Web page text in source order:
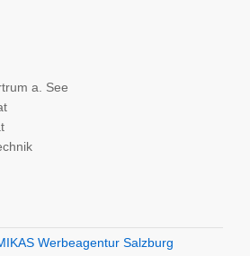
a. See
Werbeagentur Salzburg